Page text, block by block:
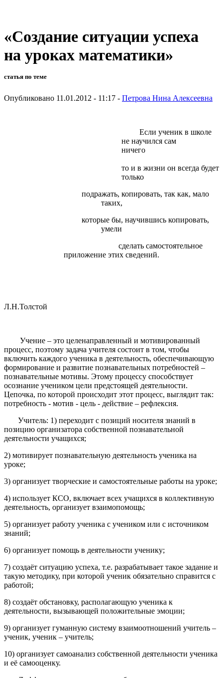
«Создание ситуации успеха
на уроках математики»
статья по теме
Опубликовано 11.01.2012 - 11:17 - Петрова Нина Алексеевна
Если ученик в школе
не научился сам
то и в жизни он всегда будет
только
подражать, копировать, так как, мало
таких,
которые бы, научившись копировать,
умели
сделать самостоятельное
приложение этих сведений.
Л.Н.Толстой
Учение – это целенаправленный и мотивированный
процесс, поэтому задача учителя состоит в том, чтобы
включить каждого ученика в деятельность, обеспечивающую
формирование и развитие познавательных потребностей –
познавательные мотивы. Этому процессу способствует
осознание учеником цели предстоящей деятельности.
Цепочка, по которой происходит этот процесс, выглядит так:
потребность - мотив - цель - действие – рефлексия.
Учитель: 1) переходит с позиций носителя знаний в
позицию организатора собственной познавательной
деятельности учащихся;
2) мотивирует познавательную деятельность ученика на
уроке;
3) организует творческие и самостоятельные работы на уроке;
4) использует КСО, включает всех учащихся в коллективную
деятельность, организует взаимопомощь;
5) организует работу ученика с учеником или с источником
знаний;
6) организует помощь в деятельности ученику;
7) создаёт ситуацию успеха, т.е. разрабатывает такое задание и
такую методику, при которой ученик обязательно справится с
работой;
8) создаёт обстановку, располагающую ученика к
деятельности, вызывающей положительные эмоции;
9) организует гуманную систему взаимоотношений учитель –
ученик, ученик – учитель;
10) организует самоанализ собственной деятельности ученика
и её самооценку.